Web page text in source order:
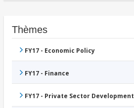
Thèmes
FY17 - Economic Policy
FY17 - Finance
FY17 - Private Sector Development